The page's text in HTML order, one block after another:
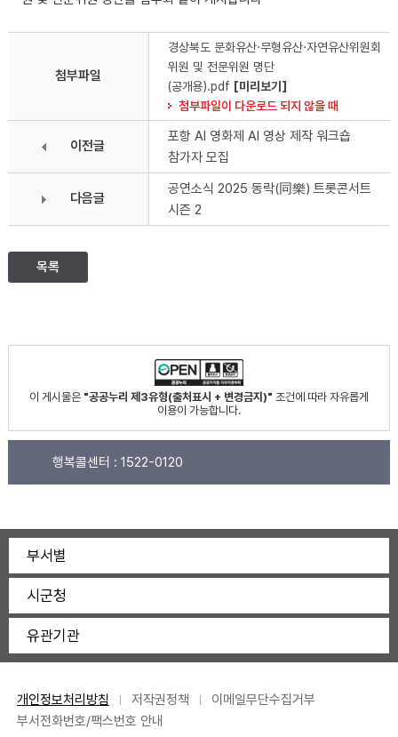
첨부파일
경상북도 문화유산·무형유산·자연유산위원회
위원 및 전문위원 명단
(공개용).pdf [미리보기]
첨부파일이 다운로드 되지 않을 때
이전글
포항 AI 영화제 AI 영상 제작 워크숍
참가자 모집
다음글
공연소식 2025 동락(同樂) 트롯콘서트
시즌 2
목록
이 게시물은 "공공누리 제3유형(출처표시 + 변경금지)" 조건에 따라 자유롭게
이용이 가능합니다.
행복콜센터 : 1522-0120
부서별
시군청
유관기관
개인정보처리방침 저작권정책
이메일무단수집거부
부서전화번호/팩스번호 안내